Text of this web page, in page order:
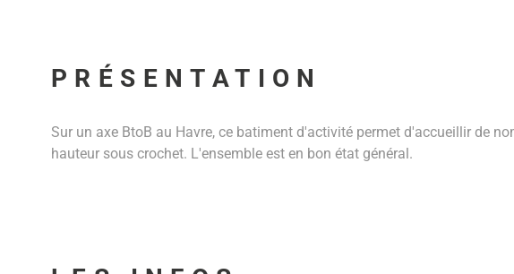
PRÉSENTATION
Sur un axe BtoB au Havre, ce batiment d'activité permet d'accueillir de
hauteur sous crochet. L'ensemble est en bon état général.